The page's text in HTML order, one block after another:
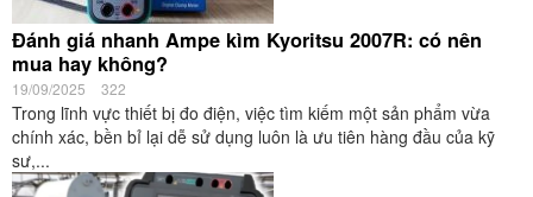
Đánh giá nhanh Ampe kìm Kyoritsu 2007R: có nên
mua hay không?
19/09/2025 322
Trong lĩnh vực thiết bị đo điện, việc tìm kiếm một sản phẩm vừa
chính xác, bền bỉ lại dễ sử dụng luôn là ưu tiên hàng đầu của kỹ
sư,...